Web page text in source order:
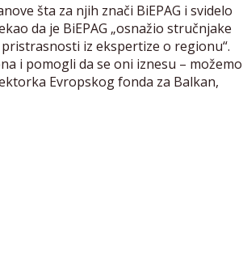
šta za njih znači BiEPAG i svidelo
da je BiEPAG „osnažio stručnjake
iz ekspertize o regionu“.
i pomogli da se oni iznesu – možemo
Evropskog fonda za Balkan,